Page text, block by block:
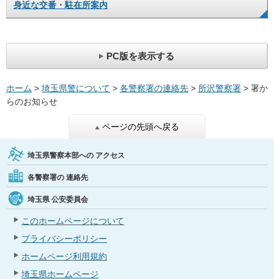
身近な交番・駐在所案内
PC版を表示する
ホーム > 埼玉県警について > 各警察署の連絡先 > 所沢警察署 > 署か
らのお知らせ
ページの先頭へ戻る
埼玉県警察本部への アクセス
各警察署の 連絡先
埼玉県 公安委員会
このホームページについて
プライバシーポリシー
ホームページ利用規約
埼玉県ホームページ